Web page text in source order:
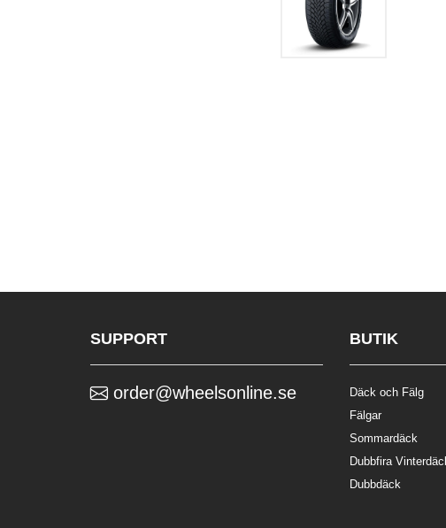
SUPPORT
order@wheelsonline.se
BUTIK
Däck och Fälg
Fälgar
Sommardäck
Dubbfira
Dubbdäck